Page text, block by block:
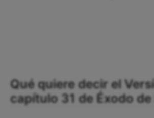
Qué quiere decir el
capítulo 31 de Éxodo